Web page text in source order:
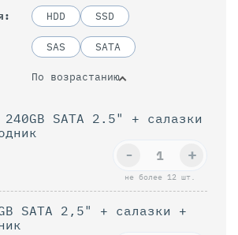
HDD SSD
SAS SATA
По возрастанию
240GB SATA 2.5" + салазки
не более 12 шт.
+
-
SATA 2,5" + салазки +